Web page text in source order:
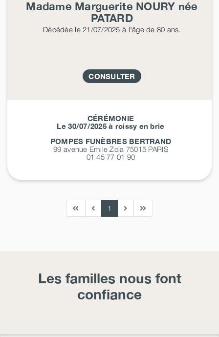
Madame Marguerite NOURY née
PATARD
Décédéele 21/07/2025 à l'âge de 80 ans.
CONSULTER
CÉRÉMONIE
Le 30/07/2025 à roissy en brie
POMPES FUNÈBRES BERTRAND
99 avenue Emile Zola 75015 PARIS
01 45 77 01 90
1
Les familles nous font
confiance